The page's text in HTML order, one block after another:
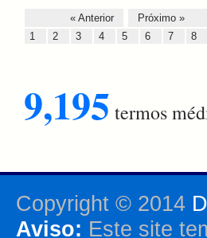
« Anterior
Próximo »
1
2 3 4 5 6 7 8
9,195 termos
Copyright © 2014
Aviso: Este site